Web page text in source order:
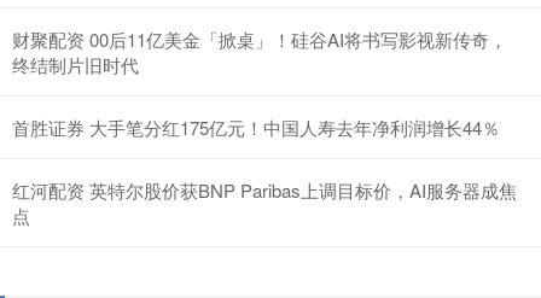
财聚配资 00后11亿美金「掀桌」！硅谷AI将书写影视新传奇，
终结制片旧时代
首胜证券 大手笔分红175亿元！中国人寿去年净利润增长44％
红河配资 英特尔股价获BNP Paribas上调目标价，AI服务器成焦
点